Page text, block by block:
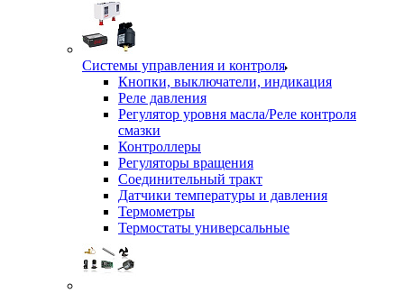
Системы управления и контроля
Кнопки, выключатели, индикация
Реле давления
Регулятор уровня масла/Реле контроля
смазки
Контроллеры
Регуляторы вращения
Соединительный тракт
Датчики температуры и давления
Термометры
Термостаты универсальные